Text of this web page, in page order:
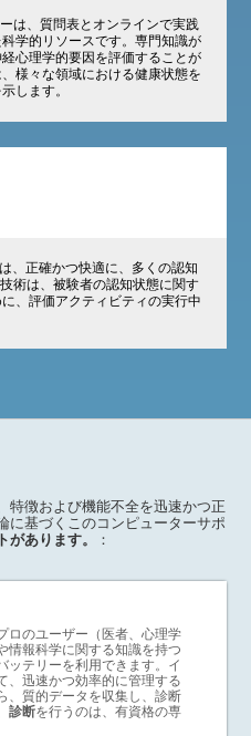
は、質問表とオンラインで実践
学的リソースです。専門知識が
心理学的要因を評価することが
様々な領域における健康状態を
します。
、正確かつ快適に、多くの認知
術は、被験者の認知状態に関す
、評価アクティビティの実行中
特徴および機能不全を迅速かつ正
に基づくこのコンピューターサポ
があります。 ：
ロのユーザー（医者、心理学
情報科学に関する知識を持つ
ッテリーを利用できます。イ
、迅速かつ効率的に管理する
、質的データを収集し、診断
診断を行うのは、有資格の専